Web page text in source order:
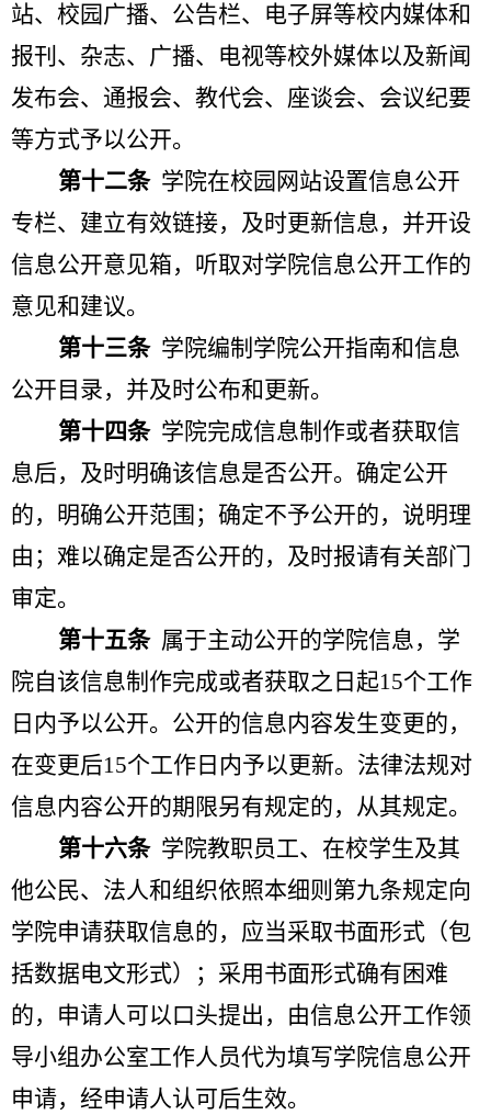
站、校园广播、公告栏、电子屏等校内媒体和
报刊、杂志、广播、电视等校外媒体以及新闻
发布会、通报会、教代会、座谈会、会议纪要
等方式予以公开。
第十二条 学院在校园网站设置信息公开
专栏、建立有效链接，及时更新信息，并开设
信息公开意见箱，听取对学院信息公开工作的
意见和建议。
第十三条 学院编制学院公开指南和信息
公开目录，并及时公布和更新。
第十四条 学院完成信息制作或者获取信
息后，及时明确该信息是否公开。确定公开
的，明确公开范围；确定不予公开的，说明理
由；难以确定是否公开的，及时报请有关部门
审定。
第十五条 属于主动公开的学院信息，学
院自该信息制作完成或者获取之日起15个工作
日内予以公开。公开的信息内容发生变更的，
在变更后15个工作日内予以更新。法律法规对
信息内容公开的期限另有规定的，从其规定。
第十六条 学院教职员工、在校学生及其
他公民、法人和组织依照本细则第九条规定向
学院申请获取信息的，应当采取书面形式（包
括数据电文形式）；采用书面形式确有困难
的，申请人可以口头提出，由信息公开工作领
导小组办公室工作人员代为填写学院信息公开
申请，经申请人认可后生效。